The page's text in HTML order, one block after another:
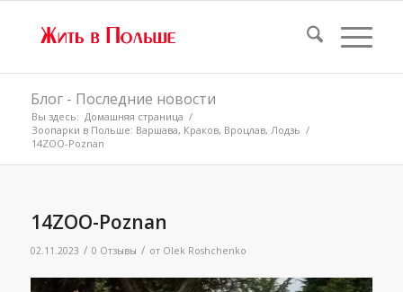
Блог - Последние новости
Вы здесь: Домашняя страница /
Зоопарки в Польше: Варшава, Краков, Вроцлав, Лодзь /
14ZOO-Poznan
14ZOO-Poznan
02.11.2023 / 0 Отзывы / от Olek Roshchenko